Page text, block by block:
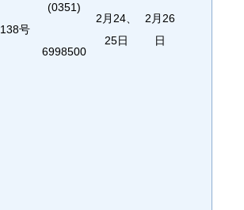
138号
(0351)
6998500
2月24、
25日
2月26
日